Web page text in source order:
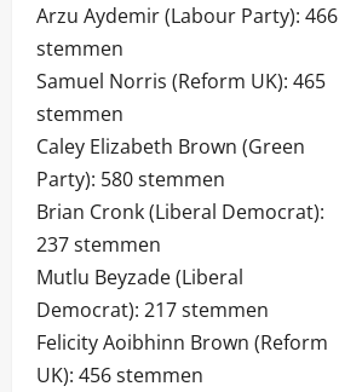
Arzu Aydemir (Labour Party): 466
stemmen
Samuel Norris (Reform UK): 465
stemmen
Caley Elizabeth Brown (Green
Party): 580 stemmen
Brian Cronk (Liberal Democrat):
237 stemmen
Mutlu Beyzade (Liberal
Democrat): 217 stemmen
Felicity Aoibhinn Brown (Reform
UK): 456 stemmen